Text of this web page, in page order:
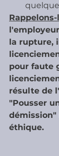
Rappelons-
la rupture,
pour faute
résulte de
"Pousser
éthique.